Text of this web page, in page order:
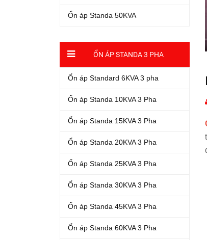
Ổn áp Standa 50KVA
ỔN ÁP STANDA 3 PHA
Ổn áp Standard 6KVA 3 pha
Ổn áp Standa 10KVA 3 Pha
Ổn áp Standa 15KVA 3 Pha
Ổn áp Standa 20KVA 3 Pha
Ổn áp Standa 25KVA 3 Pha
Ổn áp Standa 30KVA 3 Pha
Ổn áp Standa 45KVA 3 Pha
Ổn áp Standa 60KVA 3 Pha